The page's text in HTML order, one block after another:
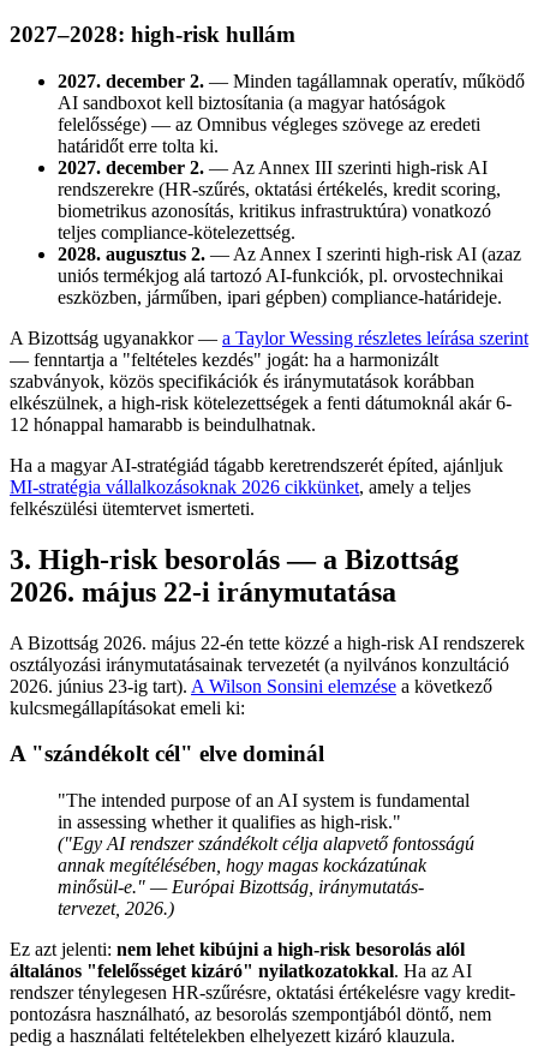
2027–2028: high-risk hullám
2027. december 2. — Minden tagállamnak operatív, működő
AI sandboxot kell biztosítania (a magyar hatóságok
felelőssége) — az Omnibus végleges szövege az eredeti
határidőt erre tolta ki.
2027. december 2. — Az Annex III szerinti high-risk AI
rendszerekre (HR-szűrés, oktatási értékelés, kredit scoring,
biometrikus azonosítás, kritikus infrastruktúra) vonatkozó
teljes compliance-kötelezettség.
2028. augusztus 2. — Az Annex I szerinti high-risk AI (azaz
uniós termékjog alá tartozó AI-funkciók, pl. orvostechnikai
eszközben, járműben, ipari gépben) compliance-határideje.
A Bizottság ugyanakkor — a Taylor Wessing részletes leírása szerint
— fenntartja a "feltételes kezdés" jogát: ha a harmonizált
szabványok, közös specifikációk és iránymutatások korábban
elkészülnek, a high-risk kötelezettségek a fenti dátumoknál akár 6-
12 hónappal hamarabb is beindulhatnak.
Ha a magyar AI-stratégiád tágabb keretrendszerét építed, ajánljuk
MI-stratégia vállalkozásoknak 2026 cikkünket, amely a teljes
felkészülési ütemtervet ismerteti.
3. High-risk besorolás — a Bizottság
2026. május 22-i iránymutatása
A Bizottság 2026. május 22-én tette közzé a high-risk AI rendszerek
osztályozási iránymutatásainak tervezetét (a nyilvános konzultáció
2026. június 23-ig tart). A Wilson Sonsini elemzése a következő
kulcsmegállapításokat emeli ki:
A "szándékolt cél" elve dominál
"The intended purpose of an AI system is fundamental
in assessing whether it qualifies as high-risk."
("Egy AI rendszer szándékolt célja alapvető fontosságú
annak megítélésében, hogy magas kockázatúnak
minősül-e." — Európai Bizottság, iránymutatás-
tervezet, 2026.)
Ez azt jelenti: nem lehet kibújni a high-risk besorolás alól
általános "felelősséget kizáró" nyilatkozatokkal. Ha az AI
rendszer ténylegesen HR-szűrésre, oktatási értékelésre vagy kredit-
pontozásra használható, az besorolás szempontjából döntő, nem
pedig a használati feltételekben elhelyezett kizáró klauzula.